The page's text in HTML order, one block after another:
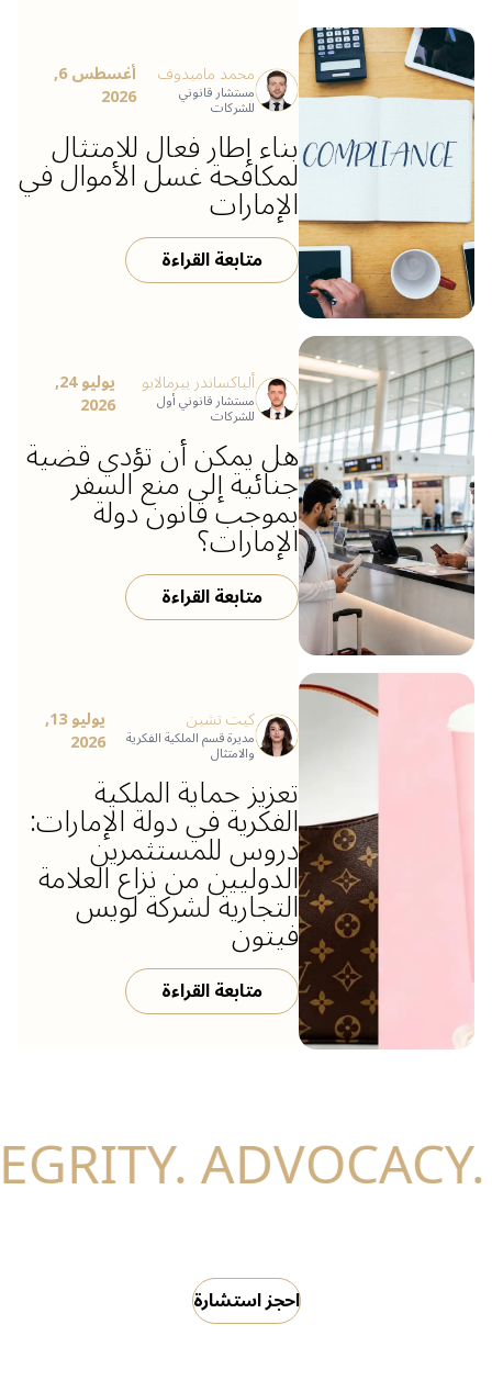
محمد ماميدوف
مستشار قانوني
للشركات
أغسطس 6,
2026
بناء إطار فعال للامتثال
لمكافحة غسل الأموال في
الإمارات
متابعة القراءة
ألياكساندر ييرمالايو
مستشار قانوني أول
للشركات
يوليو 24,
2026
هل يمكن أن تؤدي قضية
جنائية إلى منع السفر
بموجب قانون دولة
الإمارات؟
متابعة القراءة
كيت تشين
مديرة قسم الملكية الفكرية
والامتثال
يوليو 13,
2026
تعزيز حماية الملكية
الفكرية في دولة الإمارات:
دروس للمستثمرين
الدوليين من نزاع العلامة
التجارية لشركة لويس
فيتون
متابعة القراءة
احجز استشارة